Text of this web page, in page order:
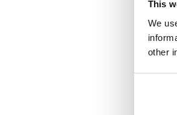
This
We
other